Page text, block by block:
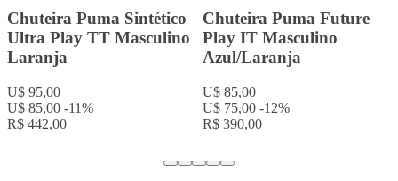
Chuteira Puma Monarch
II TT Masculino Preto
U$ 70,00
U$ 60,00 -14%
R$ 312,00
Chuteira Adidas X
Speedportal.1 Firm
Ground Masculino
U$ 259,00
U$ 250,00